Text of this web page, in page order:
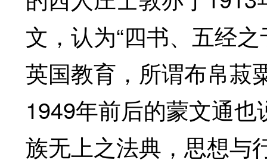
文，认为“四书、五经
英国教育，所谓布帛菽
1949年前后的蒙文通
族无上之法典，思想与